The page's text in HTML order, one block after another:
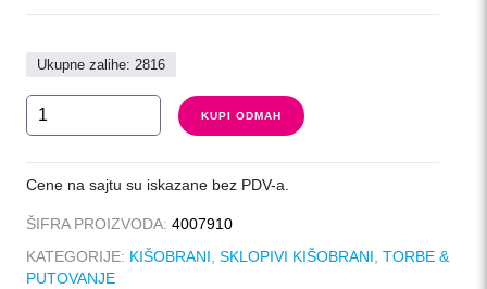
Ukupne zalihe: 2816
CALYPSO
količina
KUPI ODMAH
Cene na sajtu su iskazane bez PDV-a.
ŠIFRA PROIZVODA: 4007910
KATEGORIJE: KIŠOBRANI , SKLOPIVI KIŠOBRANI , TORBE &
PUTOVANJE